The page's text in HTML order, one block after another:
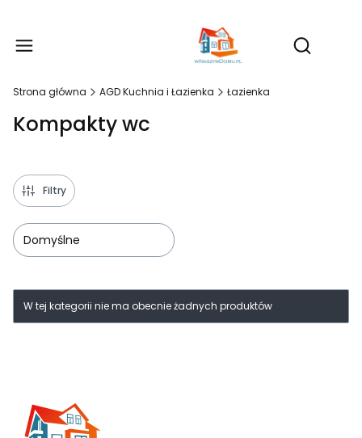
Otwórz
Strona główna AGD Kuchnia i Łazienka Łazienka
Kompakty wc
Filtry
Domyślne
Lista produktów
W tej kategorii nie ma obecnie żadnych produktów